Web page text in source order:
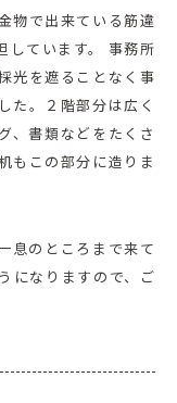
物で出来ている筋違
しています。 事務所
光を遮ることなく事
た。２階部分は広く
、書類などをたくさ
もこの部分に造りま
息のところまで来て
になりますので、ご